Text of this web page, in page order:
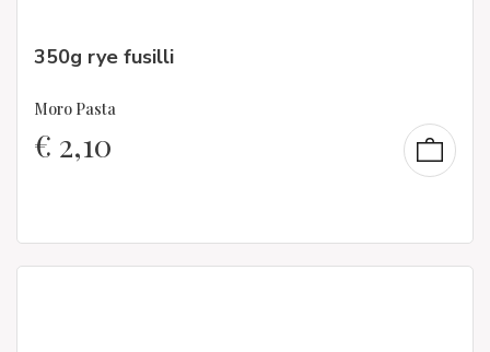
350g rye fusilli
Moro Pasta
€ 2,10